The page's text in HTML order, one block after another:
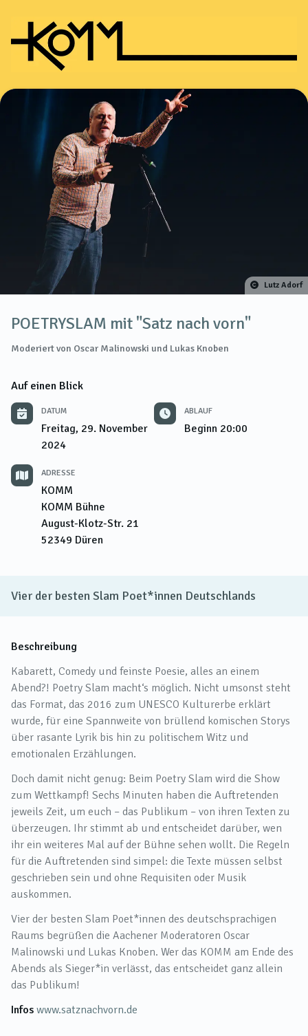
Lutz Adorf
POETRYSLAM mit "Satz nach vorn"
Moderiert von Oscar Malinowski und Lukas Knoben
Auf einen Blick
DATUM
Freitag, 29. November
2024
ABLAUF
Beginn 20:00
ADRESSE
KOMM
KOMM Bühne
August-Klotz-Str. 21
52349 Düren
Vier der besten Slam Poet*innen Deutschlands
Beschreibung
Kabarett, Comedy und feinste Poesie, alles an einem
Abend?! Poetry Slam macht‘s möglich. Nicht umsonst steht
das Format, das 2016 zum UNESCO Kulturerbe erklärt
wurde, für eine Spannweite von brüllend komischen Storys
über rasante Lyrik bis hin zu politischem Witz und
emotionalen Erzählungen.
Doch damit nicht genug: Beim Poetry Slam wird die Show
zum Wettkampf! Sechs Minuten haben die Auftretenden
jeweils Zeit, um euch – das Publikum – von ihren Texten zu
überzeugen. Ihr stimmt ab und entscheidet darüber, wen
ihr ein weiteres Mal auf der Bühne sehen wollt. Die Regeln
für die Auftretenden sind simpel: die Texte müssen selbst
geschrieben sein und ohne Requisiten oder Musik
auskommen.
Vier der besten Slam Poet*innen des deutschsprachigen
Raums begrüßen die Aachener Moderatoren Oscar
Malinowski und Lukas Knoben. Wer das KOMM am Ende des
Abends als Sieger*in verlässt, das entscheidet ganz allein
das Publikum!
Infos www.satznachvorn.de